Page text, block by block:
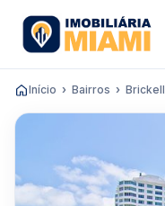
Início Bairros Brickell